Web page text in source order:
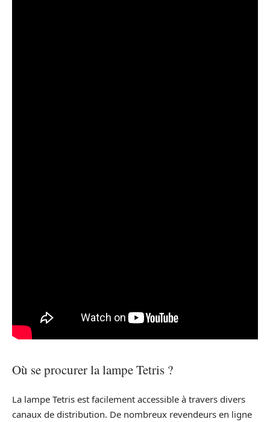
Où se procurer la lampe Tetris ?
La lampe Tetris est facilement accessible à travers divers
canaux de distribution. De nombreux revendeurs en ligne